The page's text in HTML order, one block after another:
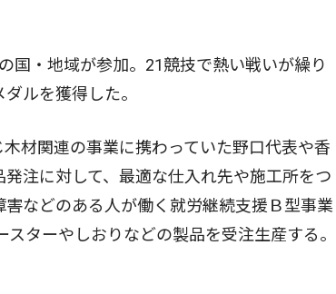
・地域が参加。21競技で熱い戦いが繰り
ルを獲得した。
材関連の事業に携わっていた野口代表や香
注に対して、最適な仕入れ先や施工所をつ
などのある人が働く就労継続支援Ｂ型事業
ターやしおりなどの製品を受注生産する。